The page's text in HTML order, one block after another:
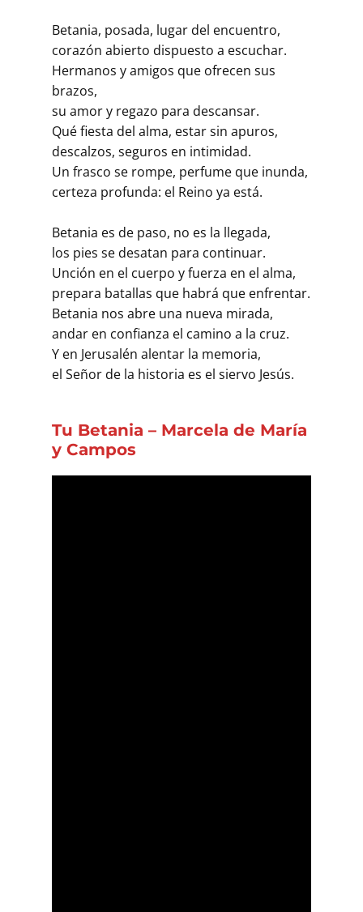
Betania, posada, lugar del encuentro,
corazón abierto dispuesto a escuchar.
Hermanos y amigos que ofrecen sus
brazos,
su amor y regazo para descansar.
Qué fiesta del alma, estar sin apuros,
descalzos, seguros en intimidad.
Un frasco se rompe, perfume que inunda,
certeza profunda: el Reino ya está.
Betania es de paso, no es la llegada,
los pies se desatan para continuar.
Unción en el cuerpo y fuerza en el alma,
prepara batallas que habrá que enfrentar.
Betania nos abre una nueva mirada,
andar en confianza el camino a la cruz.
Y en Jerusalén alentar la memoria,
el Señor de la historia es el siervo Jesús.
Tu Betania – Marcela de María
y Campos